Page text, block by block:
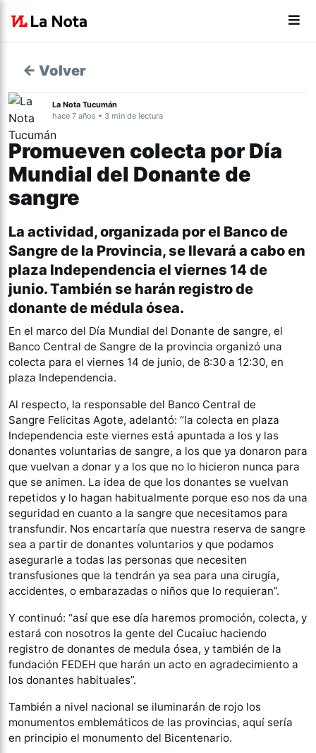
← Volver
La Nota Tucumán
hace 7 años • 3 min de lectura
Promueven colecta por Día
Mundial del Donante de
sangre
La actividad, organizada por el Banco de
Sangre de la Provincia, se llevará a cabo en
plaza Independencia el viernes 14 de
junio. También se harán registro de
donante de médula ósea.
En el marco del Día Mundial del Donante de sangre, el
Banco Central de Sangre de la provincia organizó una
colecta para el viernes 14 de junio, de 8:30 a 12:30, en
plaza Independencia.
Al respecto, la responsable del Banco Central de
Sangre Felicitas Agote, adelantó: “la colecta en plaza
Independencia este viernes está apuntada a los y las
donantes voluntarias de sangre, a los que ya donaron para
que vuelvan a donar y a los que no lo hicieron nunca para
que se animen. La idea de que los donantes se vuelvan
repetidos y lo hagan habitualmente porque eso nos da una
seguridad en cuanto a la sangre que necesitamos para
transfundir. Nos encartaría que nuestra reserva de sangre
sea a partir de donantes voluntarios y que podamos
asegurarle a todas las personas que necesiten
transfusiones que la tendrán ya sea para una cirugía,
accidentes, o embarazadas o niños que lo requieran”.
Y continuó: “así que ese día haremos promoción, colecta, y
estará con nosotros la gente del Cucaiuc haciendo
registro de donantes de medula ósea, y también de la
fundación FEDEH que harán un acto en agradecimiento a
los donantes habituales”.
También a nivel nacional se iluminarán de rojo los
monumentos emblemáticos de las provincias, aquí sería
en principio el monumento del Bicentenario.